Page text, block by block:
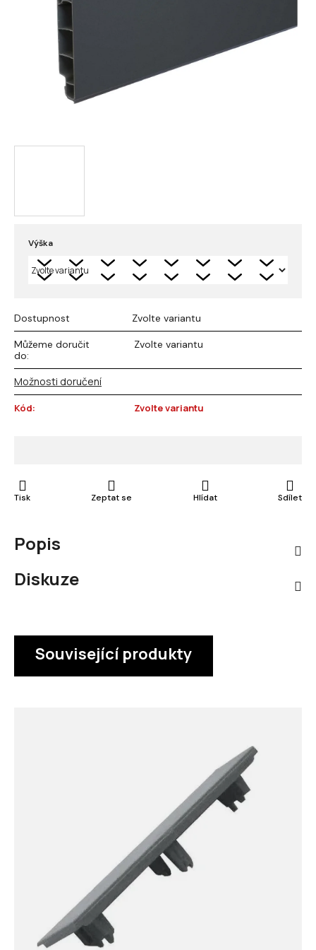
Výška
Dostupnost Zvolte variantu
Můžeme doručit
do:
Zvolte variantu
Možnosti doručení
Kód: Zvolte variantu
Tisk Zeptat se Hlídat Sdílet
Popis
Diskuze
Související produkty